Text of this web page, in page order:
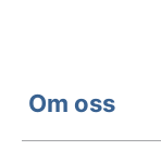
Om oss